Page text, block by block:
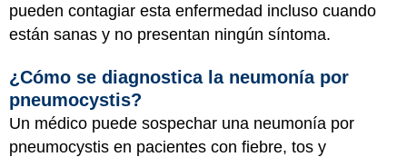
pueden contagiar esta enfermedad incluso cuando
están sanas y no presentan ningún síntoma.
¿Cómo se diagnostica la neumonía por
pneumocystis?
Un médico puede sospechar una neumonía por
pneumocystis en pacientes con fiebre, tos y